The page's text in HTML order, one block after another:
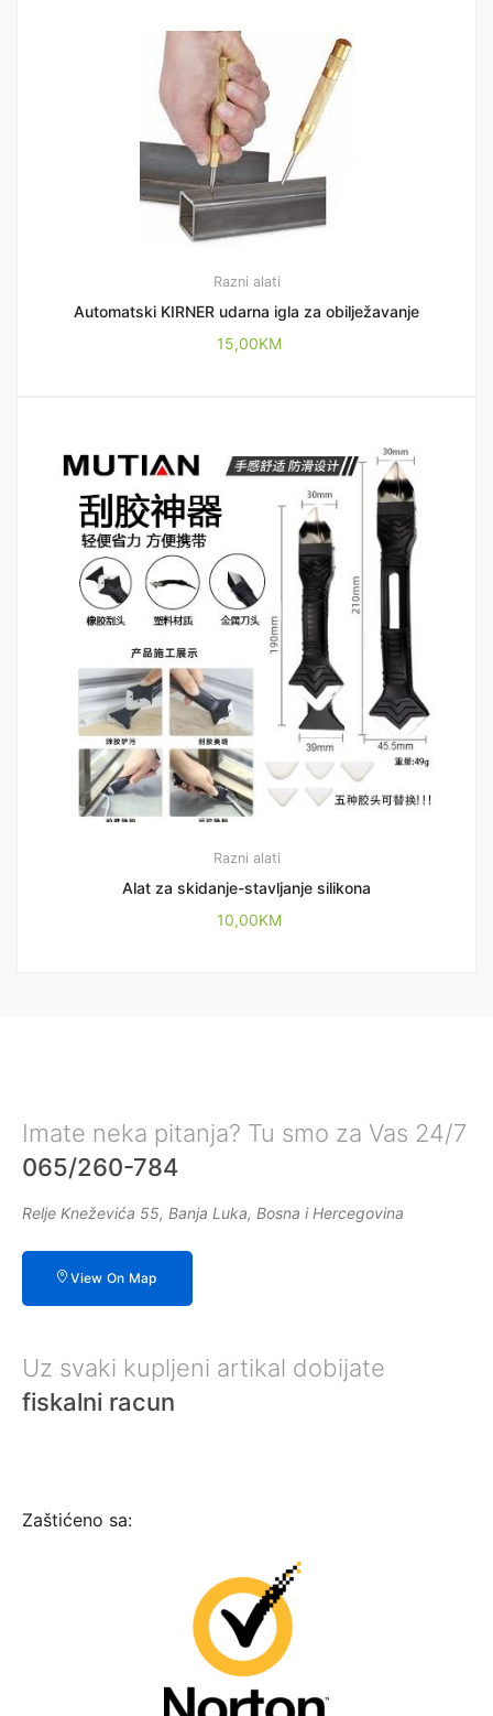
Razni alati
Automatski KIRNER udarna igla za obilježavanje
15,00KM
Razni alati
Alat za skidanje-stavljanje silikona
10,00KM
Imate neka pitanja? Tu smo za Vas 24/7
065/260-784
Relje Kneževića 55, Banja Luka, Bosna i Hercegovina
View On Map
Uz svaki kupljeni artikal dobijate
fiskalni racun
Zaštićeno sa: